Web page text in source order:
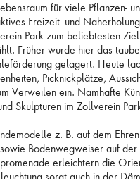
für viele Pflanzen-
Freizeit- und
Park zum beliebtesten
Früher wurde hier das
gelagert. Heute
Picknickplätze,
Verweilen ein. Namhafte
Skulpturen im Zollverein
z. B. auf dem
Bodenwegweiser auf
erleichtern die